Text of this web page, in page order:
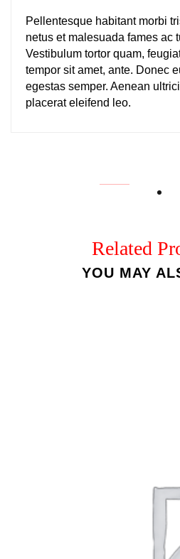
Pellentesque habitant morbi
netus et malesuada fames ac
Vestibulum tortor quam,
tempor sit amet, ante. Donec
egestas semper. Aenean
placerat eleifend leo.
Related
YOU MAY